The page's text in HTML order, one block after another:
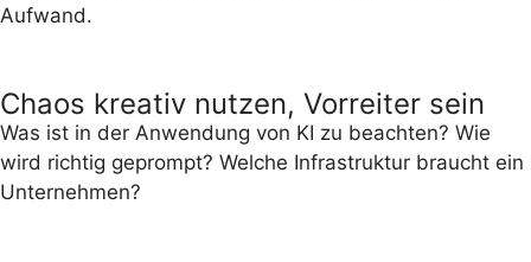
Aufwand.
Chaos kreativ nutzen, Vorreiter sein
Was ist in der Anwendung von KI zu beachten? Wie
wird richtig geprompt? Welche Infrastruktur braucht ein
Unternehmen?